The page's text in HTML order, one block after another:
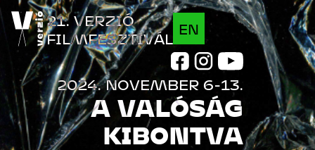
Jump to navigation
A VALÓSÁG
KIBONTVA
EN
21. VERZIÓ
FILMFESZTIVÁL
2024. NOVEMBER 6-13.